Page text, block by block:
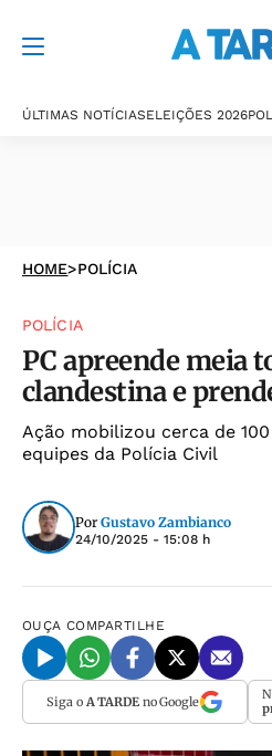
ÚLTIMAS NOTÍCIASELEIÇÕES 2026
HOME>POLÍCIA
POLÍCIA
PC apreende meia
clandestina e
Ação mobilizou cerca de
equipes da Polícia Civil
Por Gustavo Zambianco
24/10/2025 - 15:08 h
OUÇA COMPARTILHE
Siga o A TARDEno Google